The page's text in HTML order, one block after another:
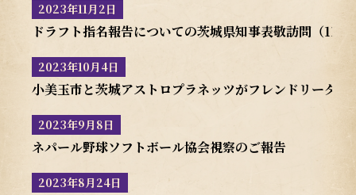
2023年11月2日
ドラフト指名報告についての茨城県知事表敬訪問（11/2
2023年10月4日
小美玉市と茨城アストロプラネッツがフレンドリータウ
2023年9月8日
ネパール野球ソフトボール協会視察のご報告
2023年8月24日